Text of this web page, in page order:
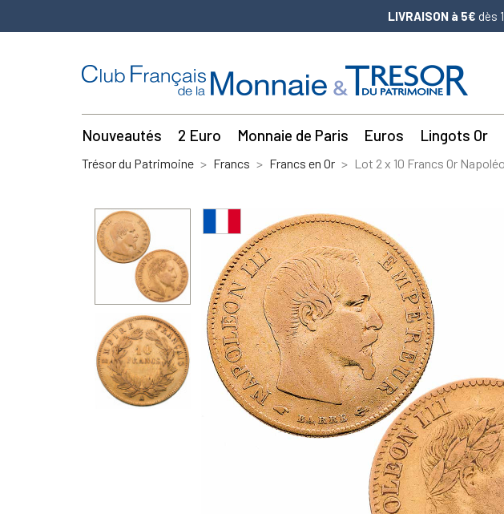
LIVRAISON à 5€ dès
Nouveautés 2 Euro Monnaie de Paris Euros Lingots Or
Trésor du Patrimoine Francs Francs en Or Lot 2 x 10 Francs Or